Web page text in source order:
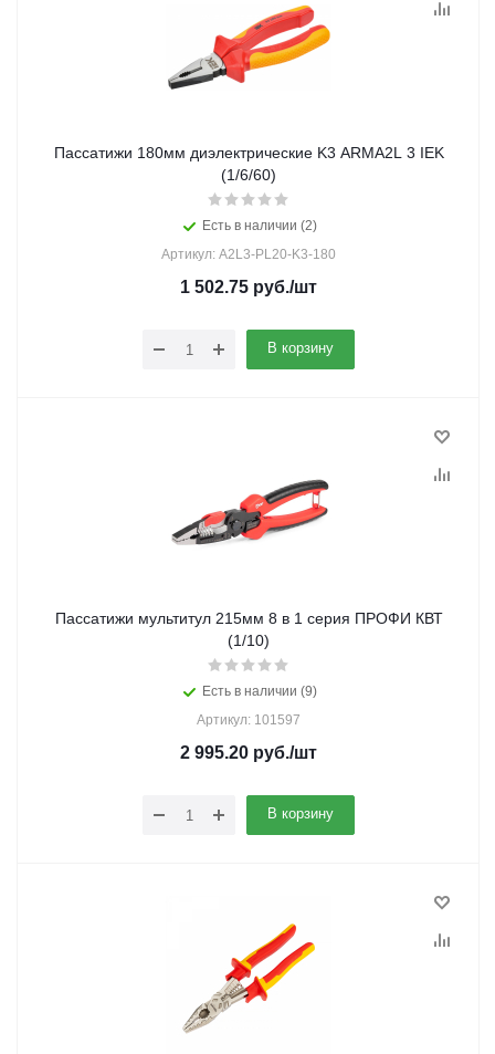
Пассатижи 180мм диэлектрические K3 ARMA2L 3 IEK
(1/6/60)
Есть в наличии (2)
Артикул: A2L3-PL20-K3-180
1 502.75 руб./шт
В корзину
Пассатижи мультитул 215мм 8 в 1 серия ПРОФИ КВТ
(1/10)
Есть в наличии (9)
Артикул: 101597
2 995.20 руб./шт
В корзину